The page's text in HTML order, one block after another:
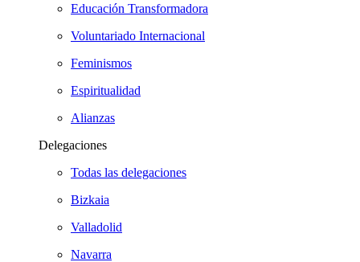
Educación Transformadora
Voluntariado Internacional
Feminismos
Espiritualidad
Alianzas
Delegaciones
Todas las delegaciones
Bizkaia
Valladolid
Navarra